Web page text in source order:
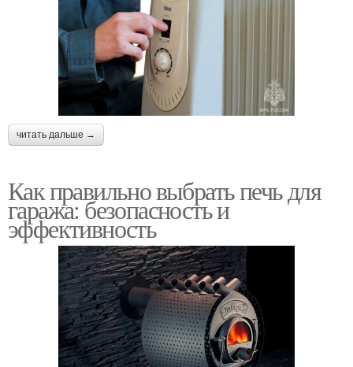
читать дальше →
Как правильно выбрать печь для
гаража: безопасность и
эффективность